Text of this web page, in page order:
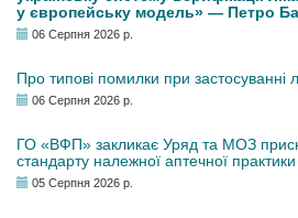
у європейську модель» — Петро
06 Серпня 2026 р.
Про типові помилки при застосуванні
06 Серпня 2026 р.
ГО «ВФП» закликає Уряд та МОЗ
стандарту належної аптечної практики
05 Серпня 2026 р.